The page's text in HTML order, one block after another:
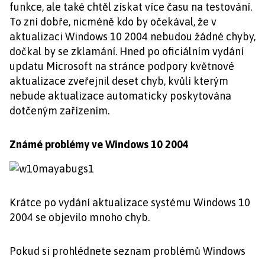
funkce, ale také chtěl získat více času na testování.
To zní dobře, nicméně kdo by očekával, že v
aktualizaci Windows 10 2004 nebudou žádné chyby,
dočkal by se zklamání. Hned po oficiálním vydání
updatu Microsoft na stránce podpory květnové
aktualizace zveřejnil deset chyb, kvůli kterým
nebude aktualizace automaticky poskytována
dotčeným zařízením.
Známé problémy ve Windows 10 2004
Krátce po vydání aktualizace systému Windows 10
2004 se objevilo mnoho chyb.
Pokud si prohlédnete seznam problémů Windows